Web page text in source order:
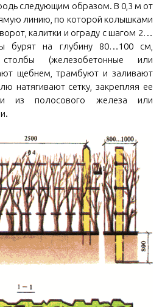
следующим образом. В 0,3 м от
линию, по которой колышками
калитки и ограду с шагом 2…
на глубину 80…100 см,
(железобетонные или
щебнем, трамбуют и заливают
натягивают сетку, закрепляя ее
из полосового железа или